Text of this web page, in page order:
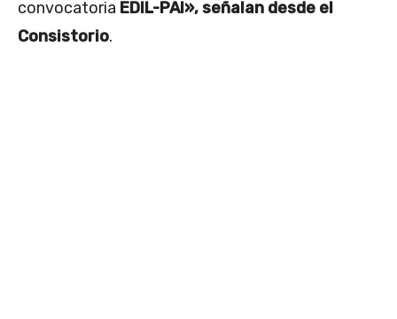
convocatoria EDIL-PAI», señalan desde el
Consistorio.